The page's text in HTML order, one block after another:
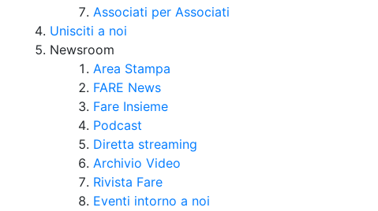
Associati per Associati
Unisciti a noi
Newsroom
Area Stampa
FARE News
Fare Insieme
Podcast
Diretta streaming
Archivio Video
Rivista Fare
Eventi intorno a noi